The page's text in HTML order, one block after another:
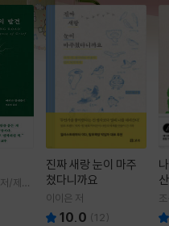
/제효
진짜 새랑 눈이 마주
쳤다니까요
이이은 저
10.0 (12)